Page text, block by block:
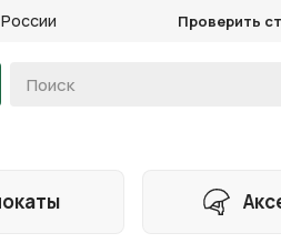
Проверить